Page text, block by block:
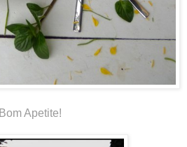
Bom Apetite!